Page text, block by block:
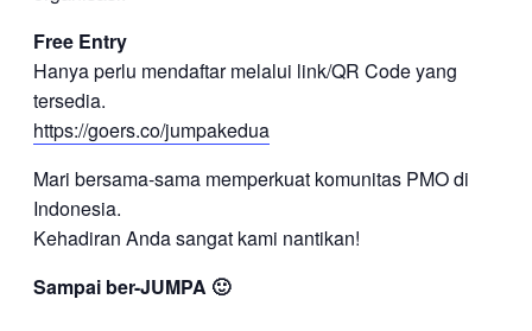
Free Entry
Hanya perlu mendaftar melalui link/QR Code yang
tersedia.
https://goers.co/jumpakedua
Mari bersama-sama memperkuat komunitas PMO di
Indonesia.
Kehadiran Anda sangat kami nantikan!
Sampai ber-JUMPA 🙂